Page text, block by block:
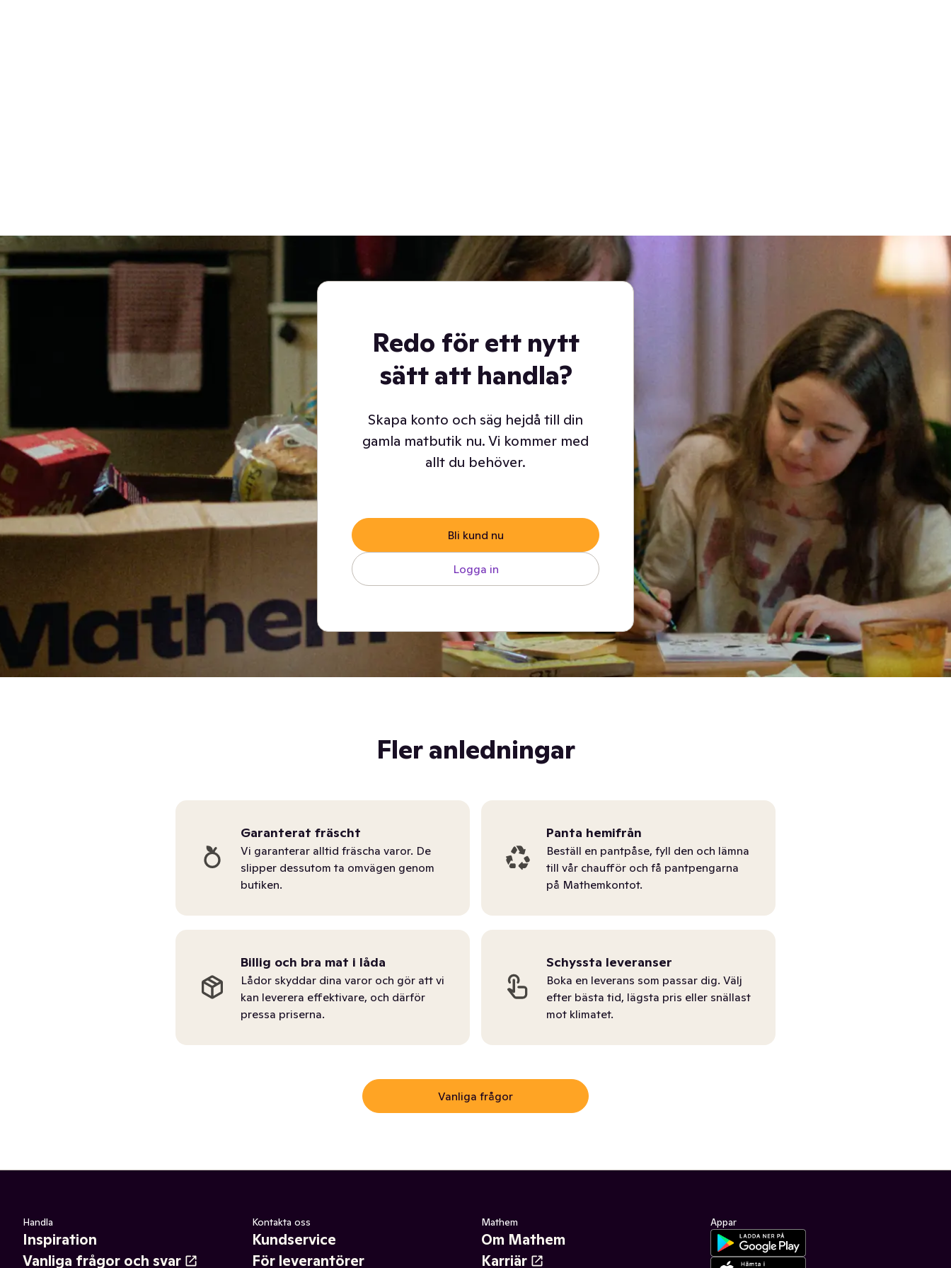
Redo för ett nytt
sätt att handla?
Skapa konto och säg hejdå till din
gamla matbutik nu. Vi kommer med
allt du behöver.
Bli kund nu
Logga in
Fler anledningar
Garanterat fräscht
Vi garanterar alltid fräscha varor. De
slipper dessutom ta omvägen genom
butiken.
Panta hemifrån
Beställ en pantpåse, fyll den och lämna
till vår chaufför och få pantpengarna
på Mathemkontot.
Billig och bra mat i låda
Lådor skyddar dina varor och gör att vi
kan leverera effektivare, och därför
pressa priserna.
Schyssta leveranser
Boka en leverans som passar dig. Välj
efter bästa tid, lägsta pris eller snällast
mot klimatet.
Vanliga frågor
Handla
Inspiration
Vanliga frågor och svar
Kontakta oss
Kundservice
För leverantörer
Mathem
Om Mathem
Karriär
Appar